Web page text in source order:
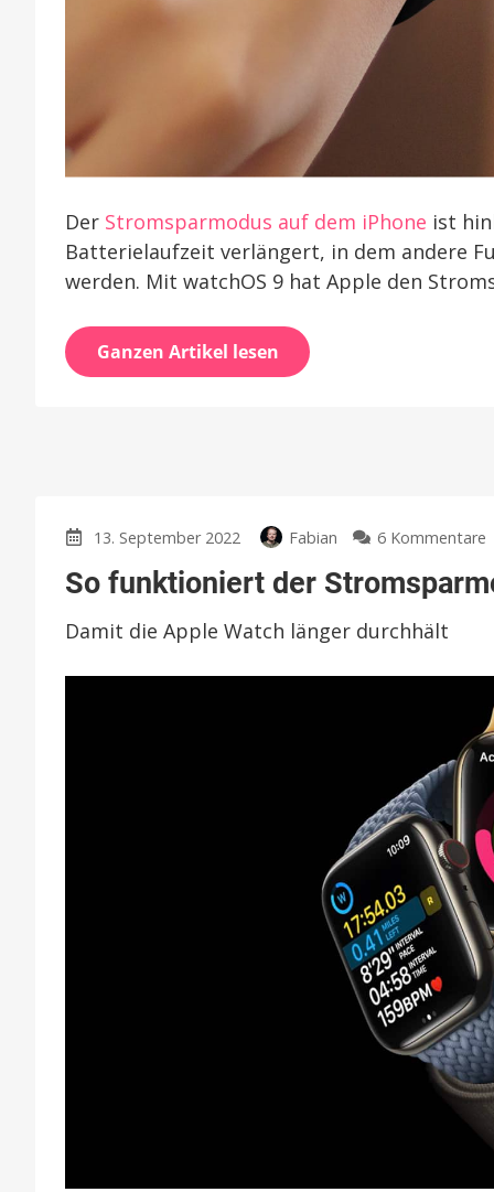
Der Stromsparmodus auf dem iPhone ist
Batterielaufzeit verlängert, in dem andere
werden. Mit watchOS 9 hat Apple den
Ganzen Artikel lesen
13. September 2022 Fabian 6 Kommentare
So funktioniert der
Damit die Apple Watch länger durchhält